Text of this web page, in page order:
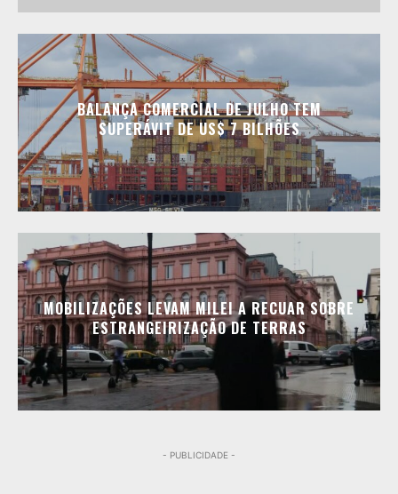
BALANÇA COMERCIAL DE JULHO TEM
SUPERÁVIT DE US$ 7 BILHÕES
MOBILIZAÇÕES LEVAM MILEI A RECUAR SOBRE
ESTRANGEIRIZAÇÃO DE TERRAS
- PUBLICIDADE -